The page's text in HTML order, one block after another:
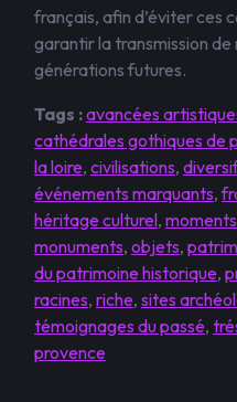
français, afin d’éviter ces
garantir la transmission
générations futures.
Tags :avancées
cathédrales gothiques de
la loire, civilisations,
événements marquants,
héritage culturel,
monuments, objets,
du patrimoine historique,
racines, riche, sites
témoignages du passé,
provence